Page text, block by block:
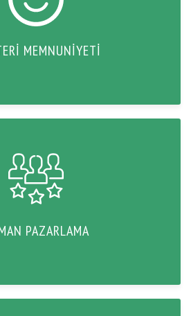
MEMNUNIYETI
PAZARLAMA